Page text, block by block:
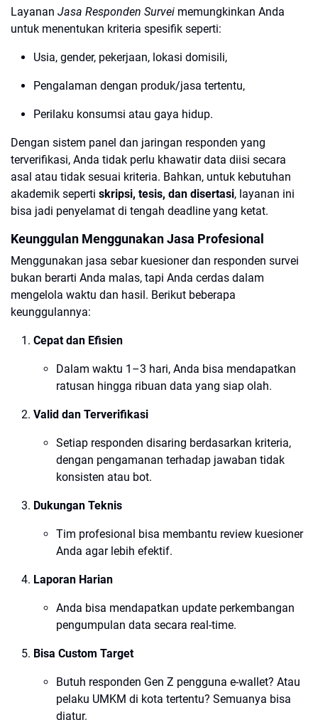
Layanan Jasa Responden Survei memungkinkan Anda
untuk menentukan kriteria spesifik seperti:
Usia, gender, pekerjaan, lokasi domisili,
Pengalaman dengan produk/jasa tertentu,
Perilaku konsumsi atau gaya hidup.
Dengan sistem panel dan jaringan responden yang
terverifikasi, Anda tidak perlu khawatir data diisi secara
asal atau tidak sesuai kriteria. Bahkan, untuk kebutuhan
akademik seperti skripsi, tesis, dan disertasi, layanan ini
bisa jadi penyelamat di tengah deadline yang ketat.
Keunggulan Menggunakan Jasa Profesional
Menggunakan jasa sebar kuesioner dan responden survei
bukan berarti Anda malas, tapi Anda cerdas dalam
mengelola waktu dan hasil. Berikut beberapa
keunggulannya:
Cepat dan Efisien
Dalam waktu 1–3 hari, Anda bisa mendapatkan
ratusan hingga ribuan data yang siap olah.
Valid dan Terverifikasi
Setiap responden disaring berdasarkan kriteria,
dengan pengamanan terhadap jawaban tidak
konsisten atau bot.
Dukungan Teknis
Tim profesional bisa membantu review kuesioner
Anda agar lebih efektif.
Laporan Harian
Anda bisa mendapatkan update perkembangan
pengumpulan data secara real-time.
Bisa Custom Target
Butuh responden Gen Z pengguna e-wallet? Atau
pelaku UMKM di kota tertentu? Semuanya bisa
diatur.